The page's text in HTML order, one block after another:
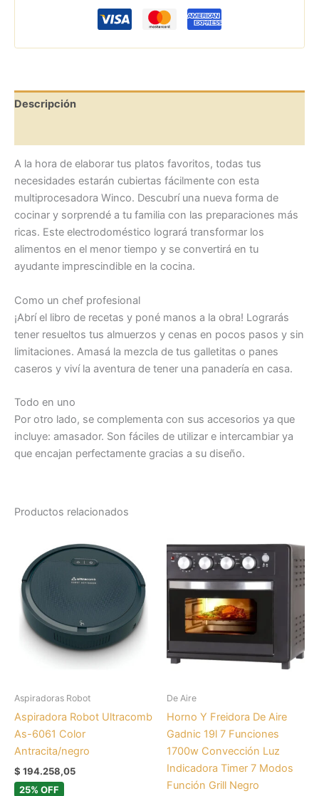
Descripción
A la hora de elaborar tus platos favoritos, todas tus
necesidades estarán cubiertas fácilmente con esta
multiprocesadora Winco. Descubrí una nueva forma de
cocinar y sorprendé a tu familia con las preparaciones más
ricas. Este electrodoméstico logrará transformar los
alimentos en el menor tiempo y se convertirá en tu
ayudante imprescindible en la cocina.
Como un chef profesional
¡Abrí el libro de recetas y poné manos a la obra! Lograrás
tener resueltos tus almuerzos y cenas en pocos pasos y sin
limitaciones. Amasá la mezcla de tus galletitas o panes
caseros y viví la aventura de tener una panadería en casa.
Todo en uno
Por otro lado, se complementa con sus accesorios ya que
incluye: amasador. Son fáciles de utilizar e intercambiar ya
que encajan perfectamente gracias a su diseño.
Productos relacionados
Aspiradoras Robot
Aspiradora Robot Ultracomb
As-6061 Color
Antracita/negro
$ 194.258,05
25% OFF
De Aire
Horno Y Freidora De Aire
Gadnic 19l 7 Funciones
1700w Convección Luz
Indicadora Timer 7 Modos
Función Grill Negro